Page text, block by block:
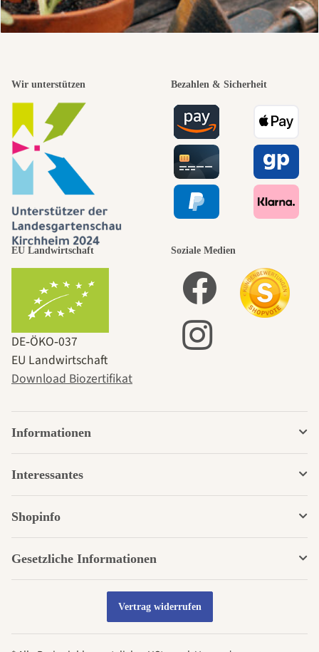
Wir unterstützen Bezahlen & Sicherheit
EU Landwirtschaft
DE‑ÖKO‑037
EU Landwirtschaft
Download Biozertifikat
Soziale Medien
Informationen
Interessantes
Shopinfo
Gesetzliche Informationen
Vertrag widerrufen